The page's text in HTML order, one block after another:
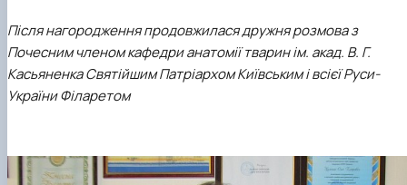
Після нагородження продовжилася дружня розмова з
Почесним членом кафедри анатомії тварин ім. акад. В. Г.
КасьяненкаСвятійшим Патріархом Київським і всієї Руси-
України Філаретом